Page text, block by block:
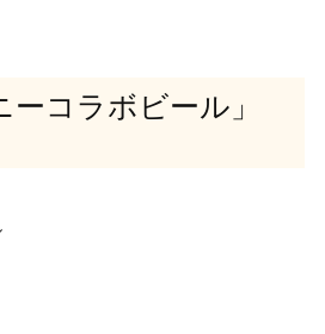
ーコラボビール」